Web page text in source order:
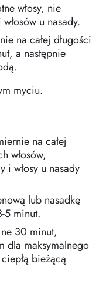
włosy, nie
u nasady.
na całej długości
a następnie
myciu.
na całej
włosów,
i włosy u nasady
lub nasadkę
5 minut.
30 minut,
dla maksymalnego
bieżącą